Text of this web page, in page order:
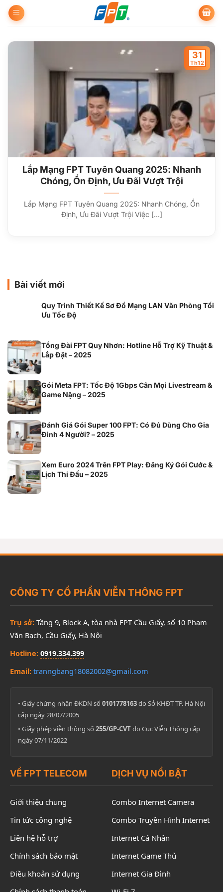
qua
dung
Lắp Mạng FPT Tuyên Quang 2025: Nhanh
Chóng, Ổn Định, Ưu Đãi Vượt Trội
Lắp Mạng FPT Tuyên Quang 2025: Nhanh Chóng, Ổn
Định, Ưu Đãi Vượt Trội Việc [...]
31
Th12
Bài viết mới
Quy Trình Thiết Kế Sơ Đồ Mạng LAN Văn Phòng Tối
Ưu Tốc Độ
Tổng Đài FPT Quy Nhơn: Hotline Hỗ Trợ Kỹ Thuật &
Lắp Đặt – 2025
Gói Meta FPT: Tốc Độ 1Gbps Cân Mọi Livestream &
Game Nặng – 2025
Đánh Giá Gói Super 100 FPT: Có Đủ Dùng Cho Gia
Đình 4 Người? – 2025
Xem Euro 2024 Trên FPT Play: Đăng Ký Gói Cước &
Lịch Thi Đấu – 2025
CÔNG TY CỔ PHẦN VIỄN THÔNG FPT
Trụ sở: Tầng 9, Block A, tòa nhà FPT Cầu Giấy, số 10 Phạm
Văn Bạch, Cầu Giấy, Hà Nội
Hotline: 0919.334.399
Email: tranngbang18082002@gmail.com
• Giấy chứng nhận ĐKDN số 0101778163do Sở KHĐT TP. Hà Nội
cấp ngày 28/07/2005
• Giấy phép viễn thông số 255/GP-CVTdo Cục Viễn Thông cấp
ngày 07/11/2022
VỀ FPT TELECOM
Giới thiệu chung
Tin tức công nghệ
Liên hệ hỗ trợ
Chính sách bảo mật
Điều khoản sử dụng
DỊCH VỤ NỔI BẬT
Combo Internet Camera
Combo Truyền Hình Internet
Internet Cá Nhân
Internet Game Thủ
Internet Gia Đình